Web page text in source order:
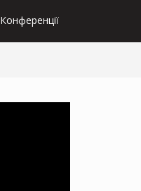
Конференції